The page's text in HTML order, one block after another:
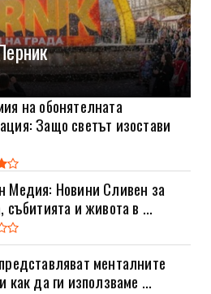
на обонятелната
Защо светът изостави
Медия: Новини Сливен за
събитията и живота в ...
менталните
как да ги използваме ...